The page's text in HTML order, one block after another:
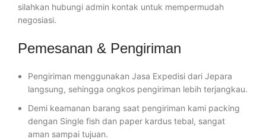
silahkan hubungi admin kontak untuk mempermudah
negosiasi.
Pemesanan & Pengiriman
Pengiriman menggunakan Jasa Expedisi dari Jepara
langsung, sehingga ongkos pengiriman lebih terjangkau.
Demi keamanan barang saat pengiriman kami packing
dengan Single fish dan paper kardus tebal, sangat
aman sampai tujuan.